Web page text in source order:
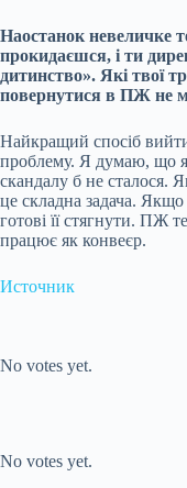
Наостанок невеличке
прокидаєшся, і ти
дитинство». Які твої
повернутися в ПЖ не
Найкращий спосіб
проблему. Я думаю, що
скандалу б не сталося.
це складна задача. Якщо
готові її стягнути. ПЖ
працює як конвеєр.
Источник
No votes yet.
No votes yet.